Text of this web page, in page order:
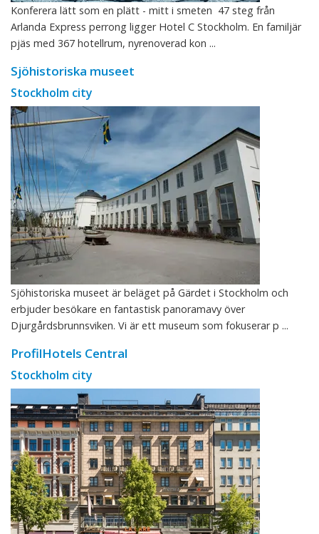
Konferera lätt som en plätt - mitt i smeten 47 steg från
Arlanda Express perrong ligger Hotel C Stockholm. En familjär
pjäs med 367 hotellrum, nyrenoverad kon ...
Sjöhistoriska museet
Stockholm city
Sjöhistoriska museet är beläget på Gärdet i Stockholm och
erbjuder besökare en fantastisk panoramavy över
Djurgårdsbrunnsviken. Vi är ett museum som fokuserar p ...
ProfilHotels Central
Stockholm city